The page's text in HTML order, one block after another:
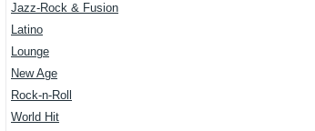
Jazz-Rock & Fusion
Latino
Lounge
New Age
Rock-n-Roll
World Hit